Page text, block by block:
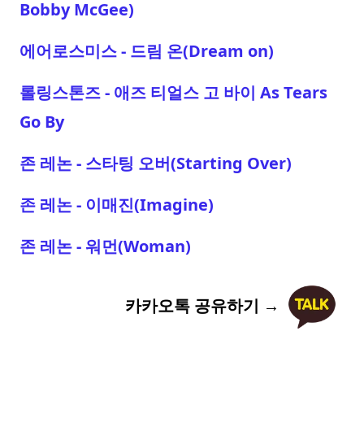
Bobby McGee)
에어로스미스 - 드림 온(Dream on)
롤링스톤즈 - 애즈 티얼스 고 바이 As Tears
Go By
존 레논 - 스타팅 오버(Starting Over)
존 레논 - 이매진(Imagine)
존 레논 - 워먼(Woman)
카카오톡 공유하기 →